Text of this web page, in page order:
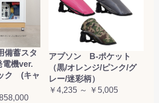
備蓄スタ
機ver.
ク (キャ
アプソン B-ポケット
（黒/オレンジ/ピンク/グ
レー/迷彩柄）
￥4,235 ～ ￥5,005